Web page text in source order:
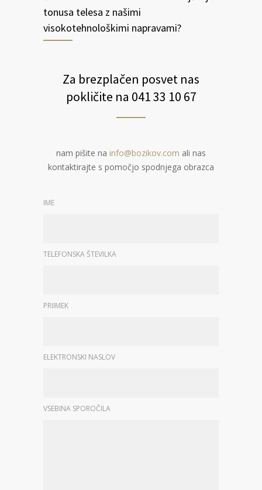
tonusa telesa z našimi
visokotehnološkimi napravami?
Za brezplačen posvet nas
pokličite na 041 33 10 67
nam pišite na info@bozikov.com
ali nas
kontaktirajte s pomočjo spodnjega obrazca
IME
TELEFONSKA ŠTEVILKA
PRIIMEK
ELEKTRONSKI NASLOV
VSEBINA SPOROČILA